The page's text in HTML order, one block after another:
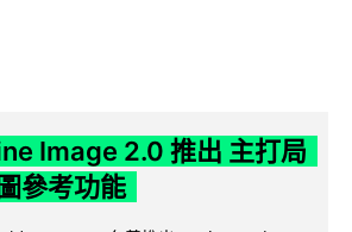
Image 2.0 推出 主打局
參考功能